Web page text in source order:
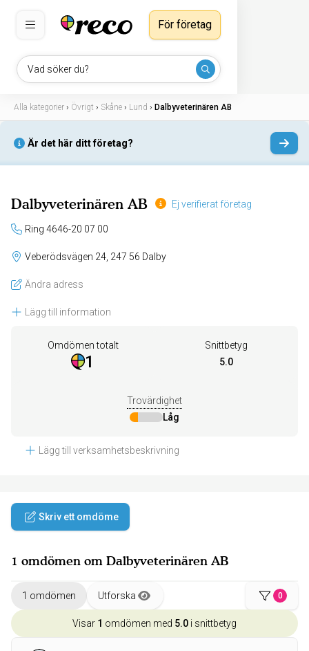
Vad söker du?
För företag
Alla kategorier › Övrigt › Skåne › Lund › Dalbyveterinären AB
Är det här ditt företag?
Dalbyveterinären AB Ej verifierat företag
Ring 4646-20 07 00
Veberödsvägen 24, 247 56 Dalby
Ändra adress
Lägg till information
Omdömen totalt
1
Snittbetyg
5.0
Trovärdighet
Låg
Lägg till verksamhetsbeskrivning
Skriv ett omdöme
1 omdömen om Dalbyveterinären AB
1 omdömen Utforska 0
Visar 1 omdömen med 5.0 i snittbetyg